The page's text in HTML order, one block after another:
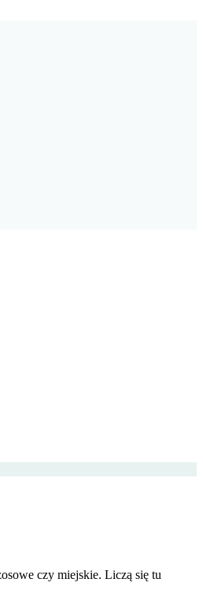
czy miejskie. Liczą się tu